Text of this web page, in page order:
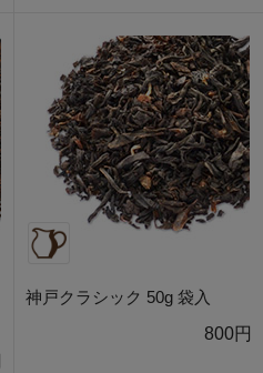
神戸クラシック 50g 袋入
800円